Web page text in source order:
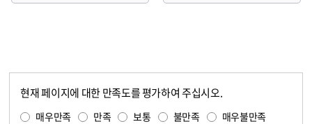
현재 페이지에 대한 만족도를 평가하여 주십시오.
매우만족 만족 보통 불만족 매우불만족